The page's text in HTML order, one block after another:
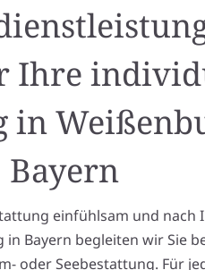
Ihre
in
Bayern
einfühlsam und nach
Bayern begleiten wir Sie
oder Seebestattung. Für